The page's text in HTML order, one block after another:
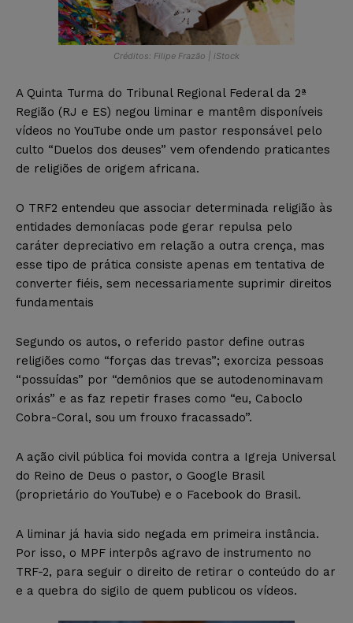
Créditos: Filipe Frazão | iStock
A Quinta Turma do Tribunal Regional Federal da 2ª
Região (RJ e ES) negou liminar e mantêm disponíveis
vídeos no YouTube onde um pastor responsável pelo
culto “Duelos dos deuses” vem ofendendo praticantes
de religiões de origem africana.
O TRF2 entendeu que associar determinada religião às
entidades demoníacas pode gerar repulsa pelo
caráter depreciativo em relação a outra crença, mas
esse tipo de prática consiste apenas em tentativa de
converter fiéis, sem necessariamente suprimir direitos
fundamentais
Segundo os autos, o referido pastor define outras
religiões como “forças das trevas”; exorciza pessoas
“possuídas” por “demônios que se autodenominavam
orixás” e as faz repetir frases como “eu, Caboclo
Cobra-Coral, sou um frouxo fracassado”.
A ação civil pública foi movida contra a Igreja Universal
do Reino de Deus o pastor, o Google Brasil
(proprietário do YouTube) e o Facebook do Brasil.
A liminar já havia sido negada em primeira instância.
Por isso, o MPF interpôs agravo de instrumento no
TRF-2, para seguir o direito de retirar o conteúdo do ar
e a quebra do sigilo de quem publicou os vídeos.